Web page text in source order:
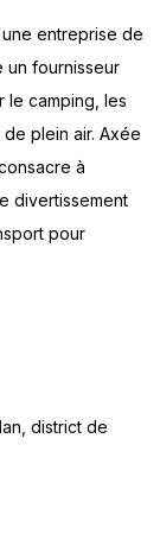
entreprise de
un fournisseur
le camping, les
plein air. Axée
à
divertissement
pour
district de